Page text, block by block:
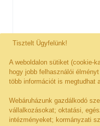
Tisztelt Ügyfelünk!
A weboldalon sütiket (cookie-
hogy jobb felhasználói
több információt is megtudhat
Webáruházunk gazdálkodó
vállalkozásokat; oktatási,
intézményeket; kormányzati